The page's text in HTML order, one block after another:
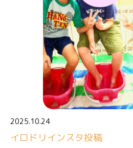
2025.10.24
イロドリインスタ投稿